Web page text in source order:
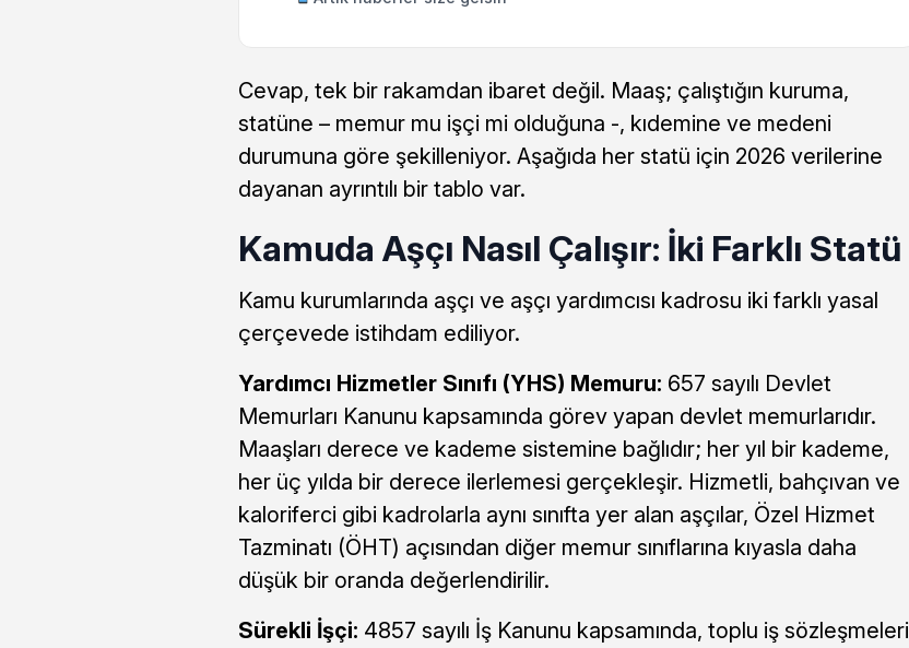
Cevap, tek bir rakamdan ibaret değil. Maaş; çalıştığın kuruma,
statüne – memur mu işçi mi olduğuna -, kıdemine ve medeni
durumuna göre şekilleniyor. Aşağıda her statü için 2026 verilerine
dayanan ayrıntılı bir tablo var.
Kamuda Aşçı Nasıl Çalışır: İki Farklı Statü
Kamu kurumlarında aşçı ve aşçı yardımcısı kadrosu iki farklı yasal
çerçevede istihdam ediliyor.
Yardımcı Hizmetler Sınıfı (YHS) Memuru: 657 sayılı Devlet
Memurları Kanunu kapsamında görev yapan devlet memurlarıdır.
Maaşları derece ve kademe sistemine bağlıdır; her yıl bir kademe,
her üç yılda bir derece ilerlemesi gerçekleşir. Hizmetli, bahçıvan ve
kaloriferci gibi kadrolarla aynı sınıfta yer alan aşçılar, Özel Hizmet
Tazminatı (ÖHT) açısından diğer memur sınıflarına kıyasla daha
düşük bir oranda değerlendirilir.
Sürekli İşçi: 4857 sayılı İş Kanunu kapsamında, toplu iş sözleşmeleri